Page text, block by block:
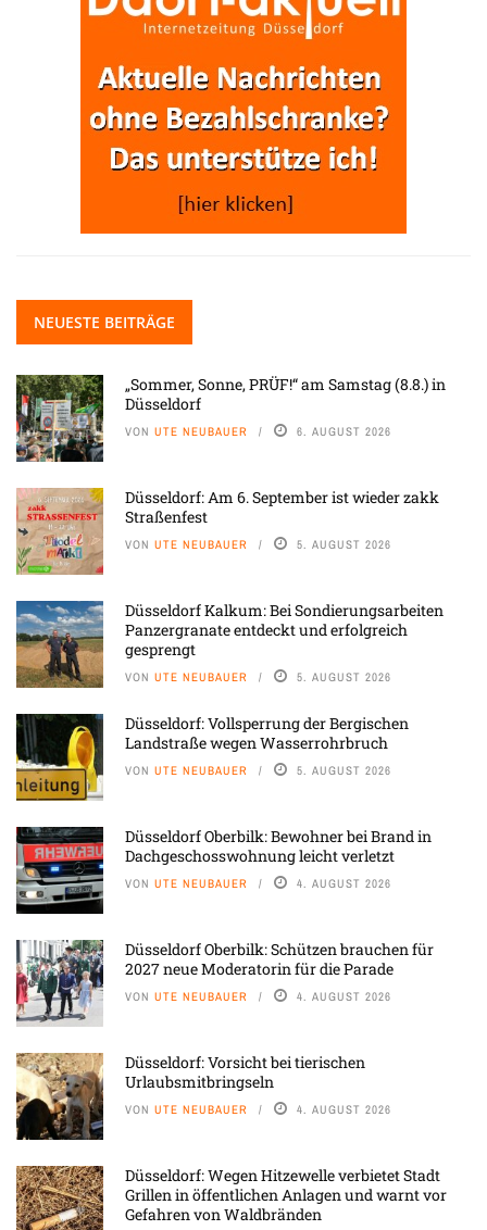
NEUESTE BEITRÄGE
„Sommer, Sonne, PRÜF!“ am Samstag (8.8.) in
Düsseldorf
VON UTE NEUBAUER 6. AUGUST 2026
Düsseldorf: Am 6. September ist wieder zakk
Straßenfest
VON UTE NEUBAUER 5. AUGUST 2026
Düsseldorf Kalkum: Bei Sondierungsarbeiten
Panzergranate entdeckt und erfolgreich
gesprengt
VON UTE NEUBAUER 5. AUGUST 2026
Düsseldorf: Vollsperrung der Bergischen
Landstraße wegen Wasserrohrbruch
VON UTE NEUBAUER 5. AUGUST 2026
Düsseldorf Oberbilk: Bewohner bei Brand in
Dachgeschosswohnung leicht verletzt
VON UTE NEUBAUER 4. AUGUST 2026
Düsseldorf Oberbilk: Schützen brauchen für
2027 neue Moderatorin für die Parade
VON UTE NEUBAUER 4. AUGUST 2026
Düsseldorf: Vorsicht bei tierischen
Urlaubsmitbringseln
VON UTE NEUBAUER 4. AUGUST 2026
Düsseldorf: Wegen Hitzewelle verbietet Stadt
Grillen in öffentlichen Anlagen und warnt vor
Gefahren von Waldbränden